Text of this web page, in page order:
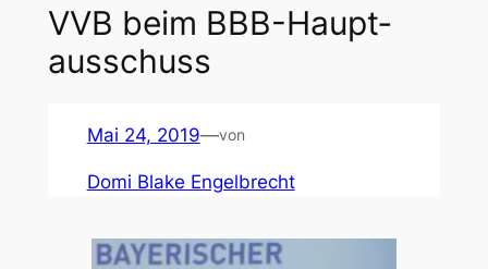
VVB beim BBB-Haupt­
aus­schuss
Mai 24, 2019—von
Domi Blake Engelbrecht